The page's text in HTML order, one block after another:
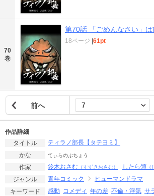
70
巻
第70話 「ごめんなさい」
18ページ 61pt
前へ
作品詳細
タイトル
ティラノ部長【タテヨミ】
かな
てぃらのぶちょう
作家 鈴木おさむ （すずきおさむ） したら領
ジャンル 青年コミック
ヒューマンドラマ
キーワード
感動 コメディ 年の差 不倫・浮気 サ